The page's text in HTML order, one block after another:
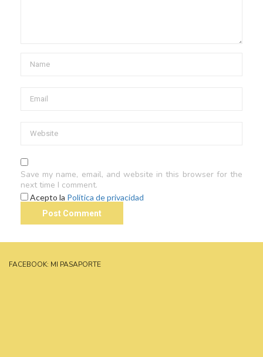
Save my name, email, and website in this browser for the
next time I comment.
Acepto la Política de privacidad
FACEBOOK: MI PASAPORTE